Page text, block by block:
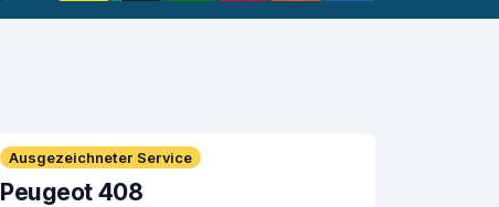
Ausgezeichneter Service
Peugeot 408